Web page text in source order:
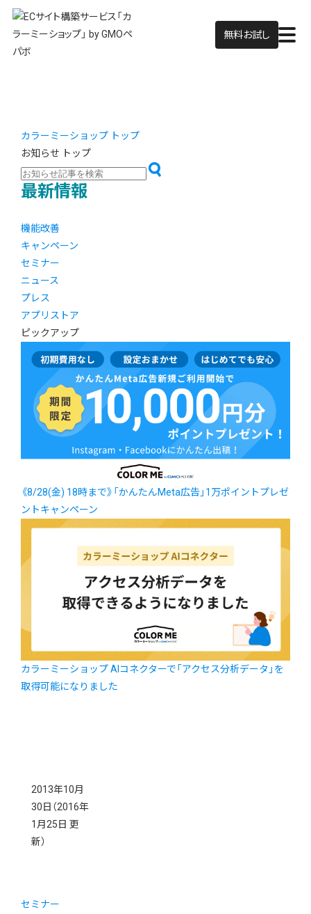
無料お試し
カラーミーショップ トップ
お知らせ トップ
最新情報
機能改善
キャンペーン
セミナー
ニュース
プレス
アプリストア
ピックアップ
《8/28(金) 18時まで》「かんたんMeta広告」1万ポイントプレゼ
ントキャンペーン
カラーミーショップ AIコネクターで「アクセス分析データ」を
取得可能になりました
2013年10月
30日 （2016年
1月25日 更
新）
セミナー